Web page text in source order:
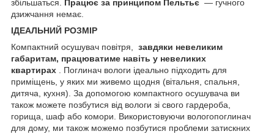
збільшаться. Працює за принципом Пельтьє — гучного
дзижчання немає.
ІДЕАЛЬНИЙ РОЗМІР
Компактний осушувач повітря, завдяки невеликим
габаритам, працюватиме навіть у невеликих
квартирах . Поглинач вологи ідеально підходить для
приміщень, у яких ми живемо щодня (вітальня, спальня,
дитяча, кухня). За допомогою компактного осушувача ви
також можете позбутися від вологи зі свого гардероба,
горища, шаф або комори. Використовуючи вологопоглинач
для дому, ми також можемо позбутися проблеми затискних